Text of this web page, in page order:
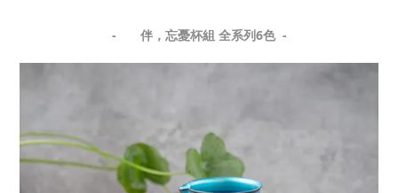
- 伴，忘憂杯組 全系列6色 -